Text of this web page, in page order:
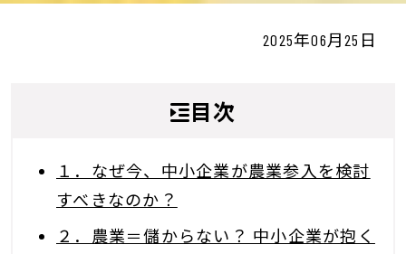
2025年06月25日
目次
１．なぜ今、中小企業が農業参入を検討
すべきなのか？
２．農業＝儲からない？ 中小企業が抱く